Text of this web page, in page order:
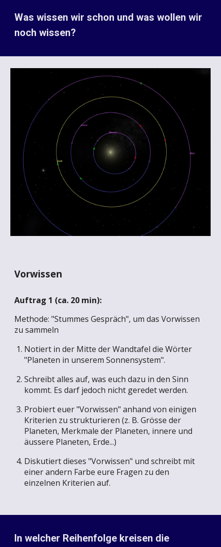
Was wissen wir schon und was wollen wir
noch wissen?
Vorwissen
Auftrag 1 (ca. 20 min):
Methode: "Stummes Gespräch", um das Vorwissen
zu sammeln
Notiert in der Mitte der Wandtafel die Wörter
"Planeten in unserem Sonnensystem".
Schreibt alles auf, was euch dazu in den Sinn
kommt. Es darf jedoch nicht geredet werden.
Probiert euer "Vorwissen" anhand von einigen
Kriterien zu strukturieren (z. B. Grösse der
Planeten, Merkmale der Planeten, innere und
äussere Planeten, Erde...)
Diskutiert dieses "Vorwissen" und schreibt mit
einer andern Farbe eure Fragen zu den
einzelnen Kriterien auf.
In welcher Reihenfolge kreisen die